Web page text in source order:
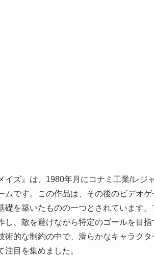
イズ』は、1980年月にコナミ工業/レジ
ムです。この作品は、その後のビデオ
礎を築いたものの一つとされています
し、敵を避けながら特定のゴールを目
術的な制約の中で、滑らかなキャラク
注目を集めました。